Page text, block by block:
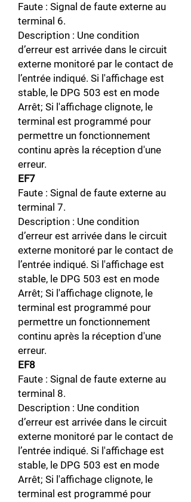
Faute : Signal de faute externe au
terminal 6.
Description : Une condition
d’erreur est arrivée dans le circuit
externe monitoré par le contact de
l’entrée indiqué. Si l'affichage est
stable, le DPG 503 est en mode
Arrêt; Si l'affichage clignote, le
terminal est programmé pour
permettre un fonctionnement
continu après la réception d'une
erreur.
EF7
Faute : Signal de faute externe au
terminal 7.
Description : Une condition
d’erreur est arrivée dans le circuit
externe monitoré par le contact de
l’entrée indiqué. Si l'affichage est
stable, le DPG 503 est en mode
Arrêt; Si l'affichage clignote, le
terminal est programmé pour
permettre un fonctionnement
continu après la réception d'une
erreur.
EF8
Faute : Signal de faute externe au
terminal 8.
Description : Une condition
d’erreur est arrivée dans le circuit
externe monitoré par le contact de
l’entrée indiqué. Si l'affichage est
stable, le DPG 503 est en mode
Arrêt; Si l'affichage clignote, le
terminal est programmé pour